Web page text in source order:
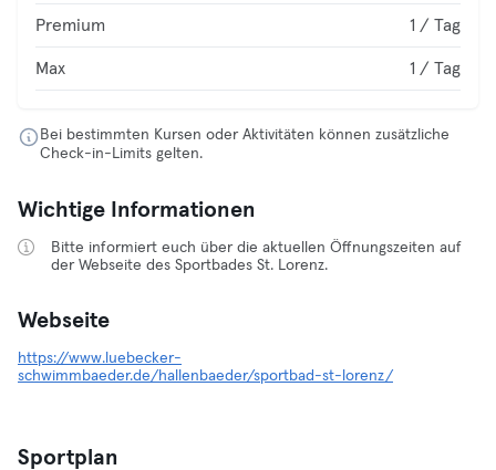
Premium 1 / Tag
Max 1 / Tag
Bei bestimmten Kursen oder Aktivitäten können zusätzliche
Check-in-Limits gelten.
Wichtige Informationen
Bitte informiert euch über die aktuellen Öffnungszeiten auf
der Webseite des Sportbades St. Lorenz.
Webseite
https://www.luebecker-
schwimmbaeder.de/hallenbaeder/sportbad-st-lorenz/
Sportplan